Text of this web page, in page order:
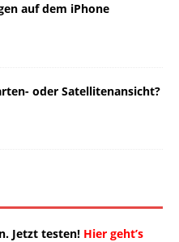
auf dem iPhone
oder Satellitenansicht?
Jetzt testen! Hier geht’s